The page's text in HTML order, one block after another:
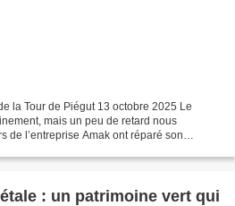
la Tour de Piégut 13 octobre 2025 Le
mais un peu de retard nous
de l’entreprise Amak ont réparé son
vert qui